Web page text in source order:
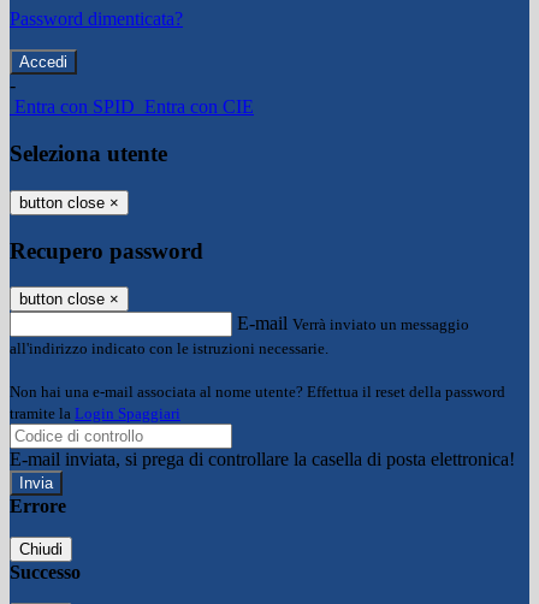
Password dimenticata?
-
Entra con SPID Entra con CIE
Seleziona utente
button close ×
Recupero password
button close ×
E-mail Verrà inviato un messaggio
all'indirizzo indicato con le istruzioni necessarie.
Non hai una e-mail associata al nome utente? Effettua il reset della password
tramite la Login Spaggiari
E-mail inviata, si prega di controllare la casella di posta elettronica!
Errore
Chiudi
Successo